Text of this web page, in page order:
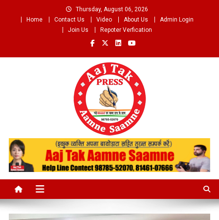
Thursday, August 06, 2026
Home
Contact Us Video About Us
Admin Login
Join Us
Repoter Verfication
Aaj Tak Aamne Saamne.com